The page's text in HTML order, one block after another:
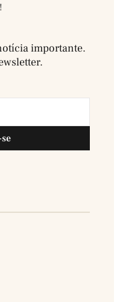
importante.